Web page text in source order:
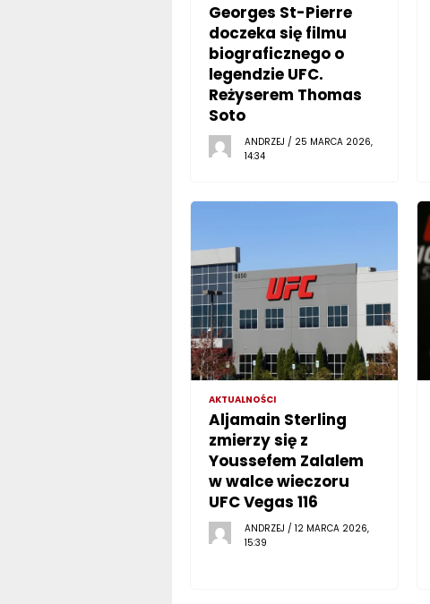
Georges St-Pierre
doczeka się filmu
biograficznego o
legendzie UFC.
Reżyserem Thomas
Soto
ANDRZEJ / 25 MARCA 2026,
14:34
AKTUALNOŚCI
Aljamain Sterling
zmierzy się z
Youssefem Zalalem
w walce wieczoru
UFC Vegas 116
ANDRZEJ / 12 MARCA 2026,
15:39